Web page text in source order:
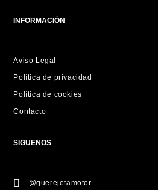
INFORMACIÓN
Aviso Legal
Política de privacidad
Política de cookies
Contacto
SIGUENOS
@querejetamotor